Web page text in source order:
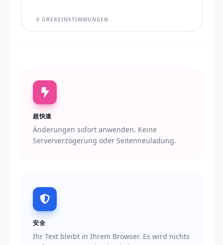
0 ÜBEREINSTIMMUNGEN
超快速
Änderungen sofort anwenden. Keine
Serververzögerung oder Seitenneuladung.
安全
Ihr Text bleibt in Ihrem Browser. Es wird nichts